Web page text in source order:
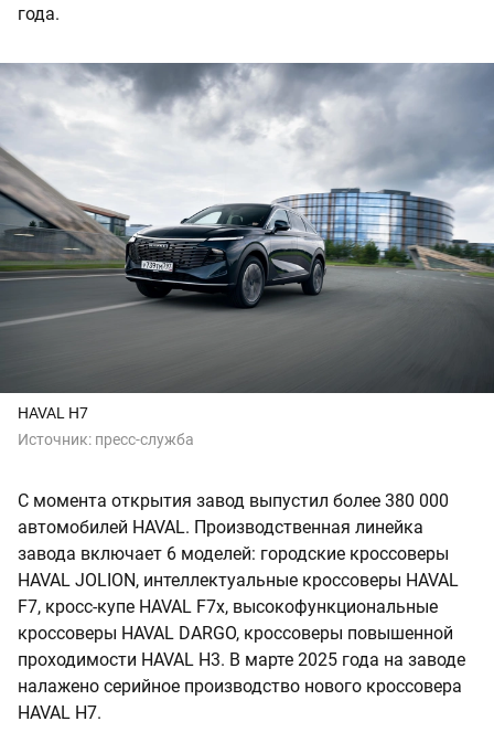
года.
HAVAL H7
Источник: пресс-служба
С момента открытия завод выпустил более 380 000
автомобилей HAVAL. Производственная линейка
завода включает 6 моделей: городские кроссоверы
HAVAL JOLION, интеллектуальные кроссоверы HAVAL
F7, кросс-купе HAVAL F7x, высокофункциональные
кроссоверы HAVAL DARGO, кроссоверы повышенной
проходимости HAVAL H3. В марте 2025 года на заводе
налажено серийное производство нового кроссовера
HAVAL H7.